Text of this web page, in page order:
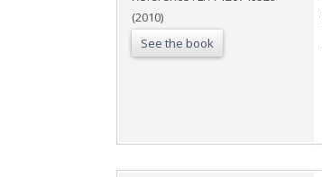
(2010)
See the book